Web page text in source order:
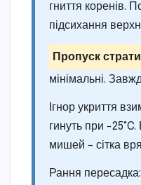
гниття коренів.
підсихання
Пропуск
мінімальні.
Ігнор укриття
гинуть при -
мишей – сітка
Рання пересадка: